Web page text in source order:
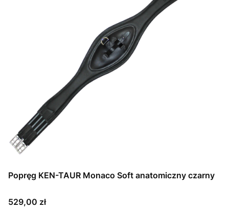
Popręg KEN-TAUR Monaco Soft anatomiczny czarny
Cena
529,00 zł